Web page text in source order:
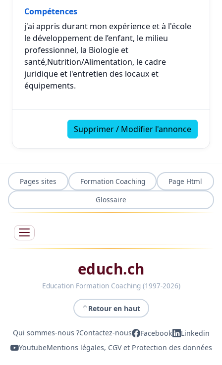
Compétences
j'ai appris durant mon expérience et à l'école
le développement de l’enfant, le milieu
professionnel, la Biologie et
santé,Nutrition/Alimentation, le cadre
juridique et l'entretien des locaux et
équipements.
Supprimer / Modifier l'annonce
Pages sites Formation Coaching
Page Html
Glossaire
educh.ch
Education Formation Coaching (1997-2026)
Retour en haut
Qui sommes-nous ?Contactez-nous Facebook
Linkedin
YoutubeMentions légales, CGV et Protection des données